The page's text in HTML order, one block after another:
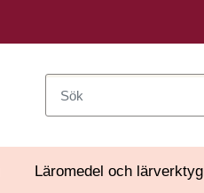
Läromedel och lärverktyg